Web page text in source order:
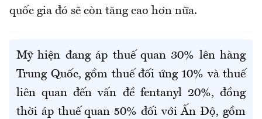
quốc gia đó sẽ còn tăng cao hơn nữa.
Mỹ hiện đang áp thuế quan 30% lên hàng
Trung Quốc, gồm thuế đối ứng 10% và thuế
liên quan đến vấn đề fentanyl 20%, đồng
thời áp thuế quan 50% đối với Ấn Độ, gồm